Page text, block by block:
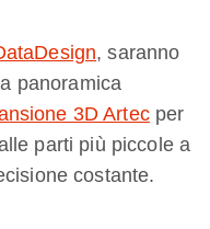
, saranno
panoramica
3D Artecper
parti più piccole a
costante.